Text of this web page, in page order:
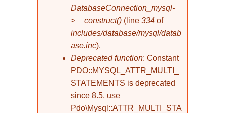
DatabaseConnection_mysql-
>__construct() (line 334 of
includes/database/mysql/datab
ase.inc).
Deprecated function: Constant
PDO::MYSQL_ATTR_MULTI_
STATEMENTS is deprecated
since 8.5, use
Pdo\Mysql::ATTR_MULTI_STA